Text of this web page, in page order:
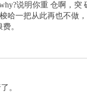
说明你重 仓啊，
哈一把从此再也不做
。
。